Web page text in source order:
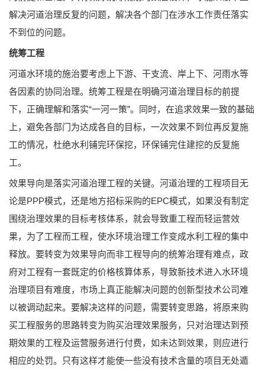
解决河道治理反复的问题，解决各个部门在涉水工作责任落实
不到位的问题。
统筹工程
河道水环境的施治要考虑上下游、干支流、岸上下、河雨水等
各因素的协同治理。统筹工程是在明确河道治理目标的前提
下，正确理解和落实“一河一策”。同时，在追求效果一致的基础
上，避免各部门为达成各自的目标，一次效果不到位再反复施
工的情况，杜绝水利铺完环保挖，环保铺完住建挖的反复施
工。
效果导向是落实河道治理工程的关键。河道治理的工程项目无
论是PPP模式，还是地方招标采购的EPC模式，如果没有制定
围绕治理效果的目标考核体系，就会导致重工程而轻运营效
果，为了工程而工程，使水环境治理工作变成水利工程的集中
释放。要转变为效果导向而非工程导向的统筹治理有难点，政
府对工程有一套既定的价格核算体系，导致新技术进入水环境
治理项目有难度，市场上真正能解决问题的创新型技术公司难
以被调动起来。要解决这样的问题，需要转变思路，将原来购
买工程服务的思路转变为购买治理效果服务，只对治理达到预
期效果的工程及运营服务进行付费，如未达到效果，则应进行
相应的处罚。只有这样才能使一些没有技术含量的项目无处遁